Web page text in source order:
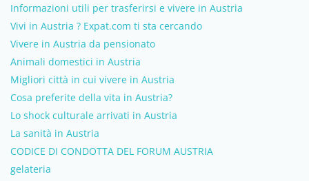
Informazioni utili per trasferirsi e vivere in Austria
Vivi in Austria ? Expat.com ti sta cercando
Vivere in Austria da pensionato
Animali domestici in Austria
Migliori città in cui vivere in Austria
Cosa preferite della vita in Austria?
Lo shock culturale arrivati in Austria
La sanità in Austria
CODICE DI CONDOTTA DEL FORUM AUSTRIA
gelateria